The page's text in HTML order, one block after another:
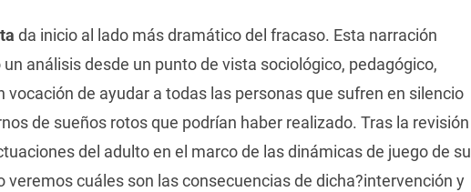
da inicio al lado más dramático del fracaso. Esta narración
un análisis desde un punto de vista sociológico, pedagógico,
vocación de ayudar a todas las personas que sufren en silencio
de sueños rotos que podrían haber realizado. Tras la revisión
del adulto en el marco de las dinámicas de juego de su
veremos cuáles son las consecuencias de dicha?intervención y